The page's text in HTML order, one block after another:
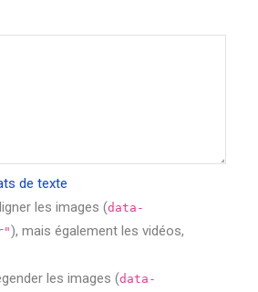
de texte
les images (data-
), mais également les vidéos,
les images (data-